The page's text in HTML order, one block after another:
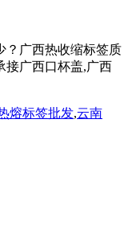
？广西热收缩标签质
接广西口杯盖,广西
熔标签批发,云南